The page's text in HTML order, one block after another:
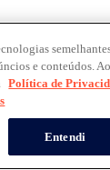
e conteúdos.
Política de
Entendi